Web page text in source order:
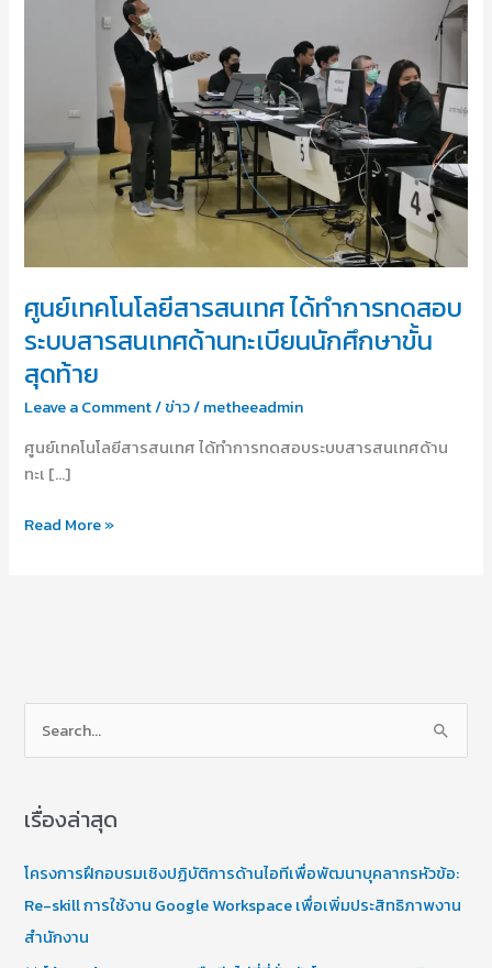
ศูนย์เทคโนโลยีสารสนเทศ ได้ทำการทดสอบ
ระบบสารสนเทศด้านทะเบียนนักศึกษาขั้น
สุดท้าย
Leave a Comment/ข่าว/metheeadmin
ศูนย์เทคโนโลยีสารสนเทศ ได้ทำการทดสอบระบบสารสนเทศด้าน
ทะเ […]
สารสนเทศ
ด้าน
ทะเบียน
นักศึกษา
สุดท้าย
Read More »
e
r
c
เรื่องล่าสุด
โครงการฝึกอบรมเชิงปฏิบัติการด้านไอทีเพื่อพัฒนาบุคลากรหัวข้อ:
Re-skill การใช้งาน Google Workspace เพื่อเพิ่มประสิทธิภาพงาน
สำนักงาน